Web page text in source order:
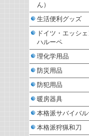
ん）
生活便利グッズ
ドイツ・エッシ
ハルーペ
理化学用品
防災用品
防犯用品
暖房器具
本格派サバイバ
本格派狩猟和刀